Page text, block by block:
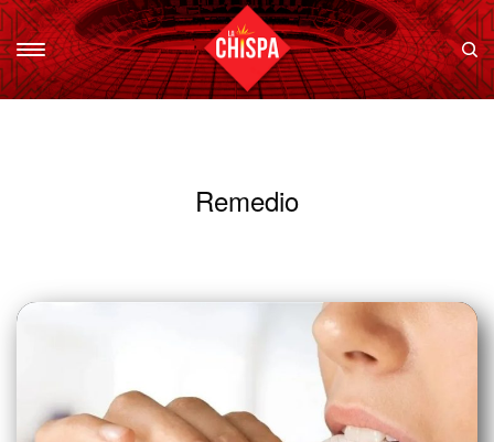
Remedio